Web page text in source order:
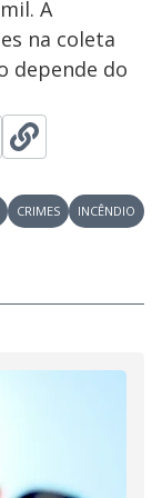
A
na coleta
depende do
CRIMES INCÊNDIO